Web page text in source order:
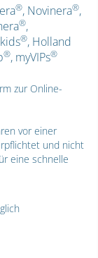
®, Novinera®,
®,
®, Holland
®, myVIPs®
zur Online-
vor einer
und nicht
eine schnelle